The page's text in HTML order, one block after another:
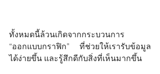
ทั้งหมดนี้ล้วนเกิดจากกระบวนการ
“ออกแบบกราฟิก” ที่ช่วยให้เรารับข้อมูล
ได้ง่ายขึ้น และรู้สึกดีกับสิ่งที่เห็นมากขึ้น